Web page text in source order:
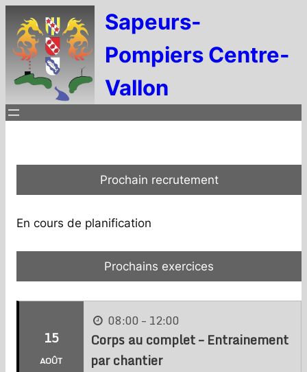
au
contenu
Sapeurs-
Pompiers Centre-
Vallon
Prochain recrutement
En cours de planification
Prochains exercices
15
AOÛT
08:00 – 12:00
Corps au complet – Entrainement
par chantier